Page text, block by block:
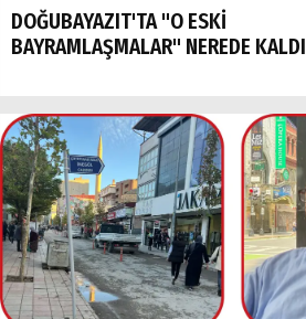
DOĞUBAYAZIT'TA "O ESKİ
BAYRAMLAŞMALAR" NEREDE KALDI